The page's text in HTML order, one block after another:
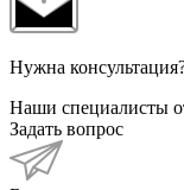
Нужна
Наши специалисты
Задать вопрос